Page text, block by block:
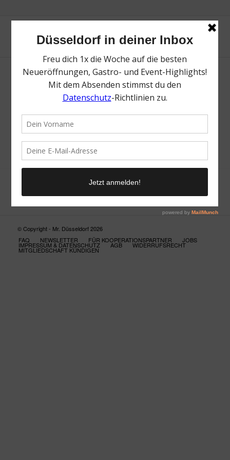
Neue Suche
Suchergebnis nicht zufriedenstellend? Versuche es mal mit
einem Wortteil oder einer anderen Schreibweise.
© Copyright - Mr. Düsseldorf 2026
FAQ
NEWSLETTER FÜR KOOPERATIONSPARTNER JOBS
IMPRESSUM & DATENSCHUTZ AGB WIDERRUFSRECHT
MITGLIEDSCHAFT KÜNDIGEN